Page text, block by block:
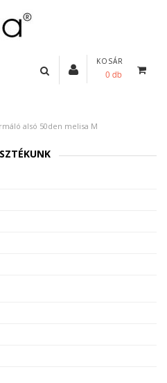
KOSÁR
0 db
alsó 50den melisa M